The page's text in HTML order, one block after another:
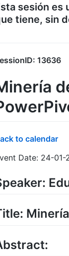
sesión es
tiene, sin
13636
to calendar
Date: 24-